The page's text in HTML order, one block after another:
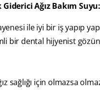
Ağız Bakım Suyu:
ile iyi bir iş yapıp
bir dental hijyenist
sağlığı için olmazsa